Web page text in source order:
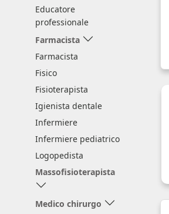
Educatore
professionale
Farmacista
Farmacista
Fisico
Fisioterapista
Igienista dentale
Infermiere
Infermiere pediatrico
Logopedista
Massofisioterapista
Medico chirurgo